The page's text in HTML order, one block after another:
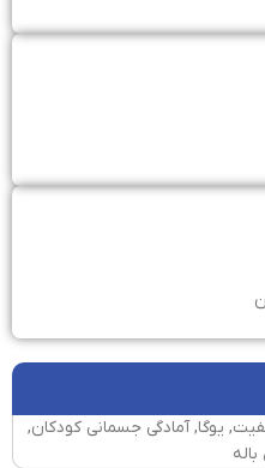
یوگا, آمادگی جسمانی کودکان,